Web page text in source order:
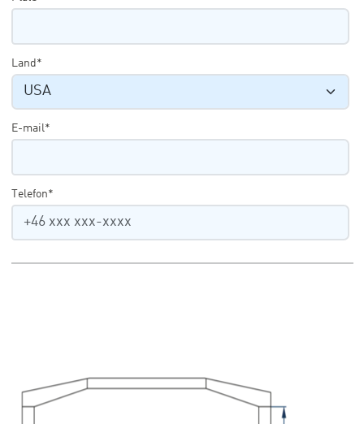
Land*
E-mail*
Telefon*